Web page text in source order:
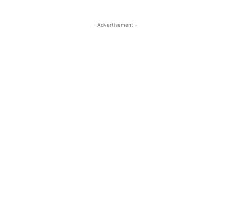
- Advertisement -